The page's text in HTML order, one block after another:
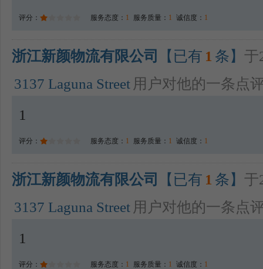
评分： 服务态度： 1 服务质量： 1 诚信度： 1
浙江新颜物流有限公司 【已有 1 条】 于
3137 Laguna Street 用户对他的一条点
1
评分： 服务态度： 1 服务质量： 1 诚信度： 1
浙江新颜物流有限公司 【已有 1 条】 于
3137 Laguna Street 用户对他的一条点
1
评分： 服务态度： 1 服务质量： 1 诚信度： 1